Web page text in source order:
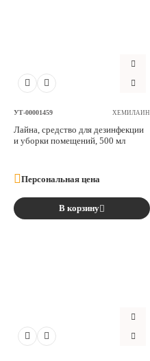
УТ-00001459 ХЕМИЛАЙН
Лайна, средство для дезинфекции
и уборки помещений, 500 мл
Персональная цена
В корзину